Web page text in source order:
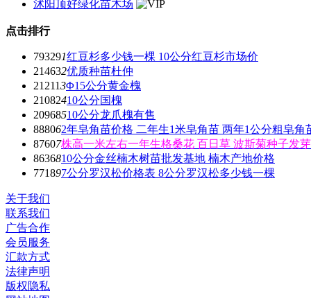
沭阳顶好绿化苗木场
点击排行
793291红豆杉多少钱一棵 10公分红豆杉市场价
214632优质种苗杜仲
212113Φ15公分黄金槐
21082410公分国槐
20968510公分龙爪槐有售
888062年皂角苗价格 二年生1米皂角苗 两年1公分粗皂角
87607株高一米左右一年生格桑花 百日草 波斯菊种子发
8636810公分金丝楠木树苗批发基地 楠木产地价格
771897公分罗汉松价格表 8公分罗汉松多少钱一棵
关于我们
联系我们
广告合作
会员服务
汇款方式
法律声明
版权隐私